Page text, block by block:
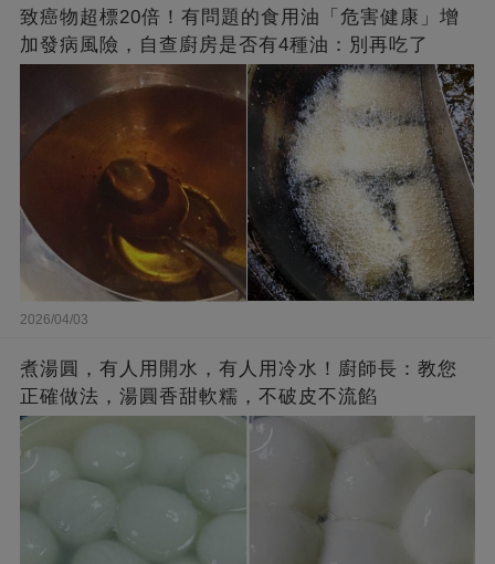
致癌物超標20倍！有問題的食用油「危害健康」增
加發病風險，自查廚房是否有4種油：別再吃了
2026/04/03
煮湯圓，有人用開水，有人用冷水！廚師長：教您
正確做法，湯圓香甜軟糯，不破皮不流餡